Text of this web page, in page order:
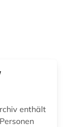
enthält